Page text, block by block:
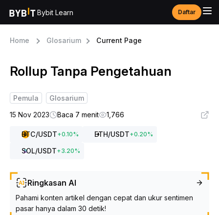
Bybit Learn Daftar
Home Glosarium Current Page
Rollup Tanpa Pengetahuan
Pemula
Glosarium
15 Nov 2023
Baca 7 menit 1,766
BTC/USDT+0.10% ETH/USDT+0.20%
SOL/USDT+3.20%
Ringkasan AI
Pahami konten artikel dengan cepat dan ukur sentimen
pasar hanya dalam 30 detik!